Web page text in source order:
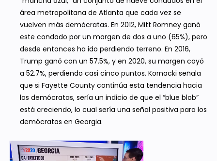
área metropolitana de Atlanta que cada vez se
vuelven más demócratas. En 2012, Mitt Romney ganó
este condado por un margen de dos a uno (65%), pero
desde entonces ha ido perdiendo terreno. En 2016,
Trump ganó con un 57.5%, y en 2020, su margen cayó
a 52.7%, perdiendo casi cinco puntos. Kornacki señala
que si Fayette County continúa esta tendencia hacia
los demócratas, sería un indicio de que el “blue blob”
está creciendo, lo cual sería una señal positiva para los
demócratas en Georgia.